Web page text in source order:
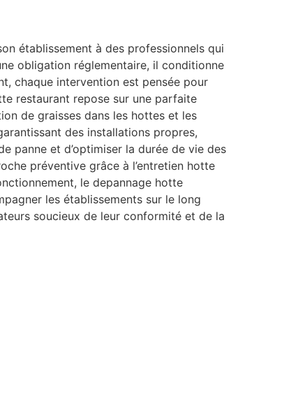
établissement à des professionnels qui
obligation réglementaire, il conditionne
chaque intervention est pensée pour
restaurant repose sur une parfaite
de graisses dans les hottes et les
des installations propres,
panne et d’optimiser la durée de vie des
préventive grâce à l’entretien hotte
le depannage hotte
les établissements sur le long
soucieux de leur conformité et de la